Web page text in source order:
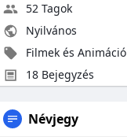
52 Tagok
Nyilvános
Filmek és Animáció
18 Bejegyzés
Névjegy